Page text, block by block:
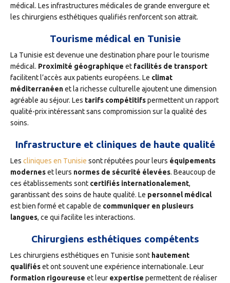
médical. Les infrastructures médicales de grande envergure et
les chirurgiens esthétiques qualifiés renforcent son attrait.
Tourisme médical en Tunisie
La Tunisie est devenue une destination phare pour le tourisme
médical. Proximité géographique et facilités de transport
facilitent l’accès aux patients européens. Le climat
méditerranéenet la richesse culturelle ajoutent une dimension
agréable au séjour. Les tarifs compétitifspermettent un rapport
qualité-prix intéressant sans compromission sur la qualité des
soins.
Infrastructure et cliniques de haute qualité
Les cliniques en Tunisie sont réputées pour leurs équipements
moderneset leurs normes de sécurité élevées. Beaucoup de
ces établissements sont certifiés internationalement,
garantissant des soins de haute qualité. Le personnel médical
est bien formé et capable de communiquer en plusieurs
langues, ce qui facilite les interactions.
Chirurgiens esthétiques compétents
Les chirurgiens esthétiques en Tunisie sont hautement
qualifiéset ont souvent une expérience internationale. Leur
formation rigoureuse et leur expertise permettent de réaliser